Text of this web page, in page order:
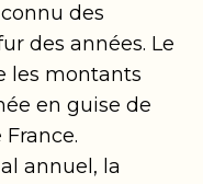
des
des années. Le
les montants
en guise de
annuel, la